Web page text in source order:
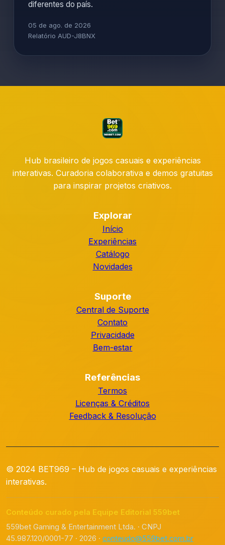
diferentes do país.
05 de ago. de 2026
Relatório AUD-J8BNX
Hub brasileiro de jogos casuais e experiências
interativas. Curadoria colaborativa e demos gratuitas
para inspirar projetos criativos.
Explorar
Início
Experiências
Catálogo
Novidades
Suporte
Central de Suporte
Contato
Privacidade
Bem-estar
Referências
Termos
Licenças & Créditos
Feedback & Resolução
© 2024 BET969 – Hub de jogos casuais e experiências
interativas.
Conteúdo curado pela Equipe Editorial 559bet
559bet Gaming & Entertainment Ltda. · CNPJ
45.987.120/0001-77 · 2026 · conteudo@559bet.com.br